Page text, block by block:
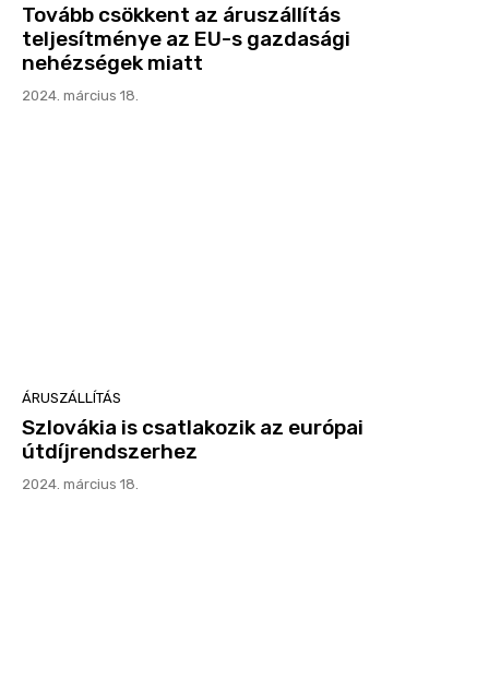
Tovább csökkent az áruszállítás
teljesítménye az EU-s gazdasági
nehézségek miatt
2024. március 18.
ÁRUSZÁLLÍTÁS
Szlovákia is csatlakozik az európai
útdíjrendszerhez
2024. március 18.